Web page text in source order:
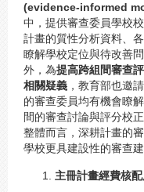
(evidence-informed
中，提供審查委員學校
計畫的質性分析資料、
瞭解學校定位與待改善
外，為提高跨組間審查
相關疑義 ，教育部也邀
的審查委員均有機會瞭
間的審查討論與評分校
整體而言，深耕計畫的
學校更具建設性的審查建
主冊計畫經費核